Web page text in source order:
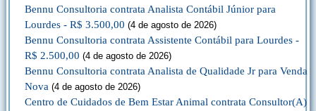
Bennu Consultoria contrata Analista Contábil Júnior para
Lourdes - R$ 3.500,00 (4 de agosto de 2026)
Bennu Consultoria contrata Assistente Contábil para Lourdes -
R$ 2.500,00 (4 de agosto de 2026)
Bennu Consultoria contrata Analista de Qualidade Jr para Venda
Nova (4 de agosto de 2026)
Centro de Cuidados de Bem Estar Animal contrata Consultor(A)